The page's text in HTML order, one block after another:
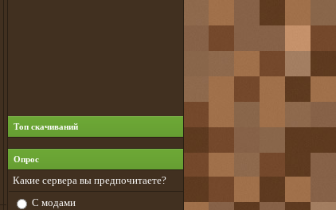
Топ скачиваний
Опрос
Какие сервера вы предпочитаете?
С модами